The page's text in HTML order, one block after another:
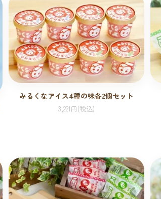
みるくなアイス4種の味各2個セット
3,221円(税込)